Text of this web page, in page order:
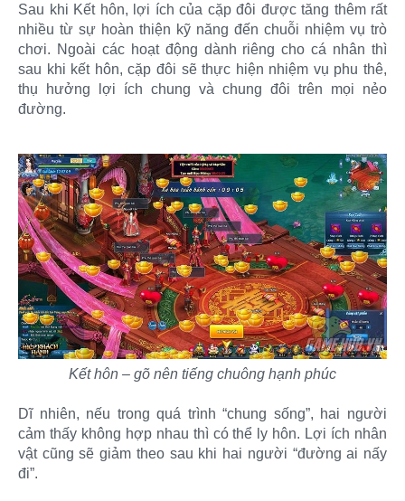
Sau khi Kết hôn, lợi ích của cặp đôi được tăng thêm rất
nhiều từ sự hoàn thiện kỹ năng đến chuỗi nhiệm vụ trò
chơi. Ngoài các hoạt động dành riêng cho cá nhân thì
sau khi kết hôn, cặp đôi sẽ thực hiện nhiệm vụ phu thê,
thụ hưởng lợi ích chung và chung đôi trên mọi nẻo
đường.
Kết hôn – gõ nên tiếng chuông hạnh phúc
Dĩ nhiên, nếu trong quá trình “chung sống”, hai người
cảm thấy không hợp nhau thì có thể ly hôn. Lợi ích nhân
vật cũng sẽ giảm theo sau khi hai người “đường ai nấy
đi”.